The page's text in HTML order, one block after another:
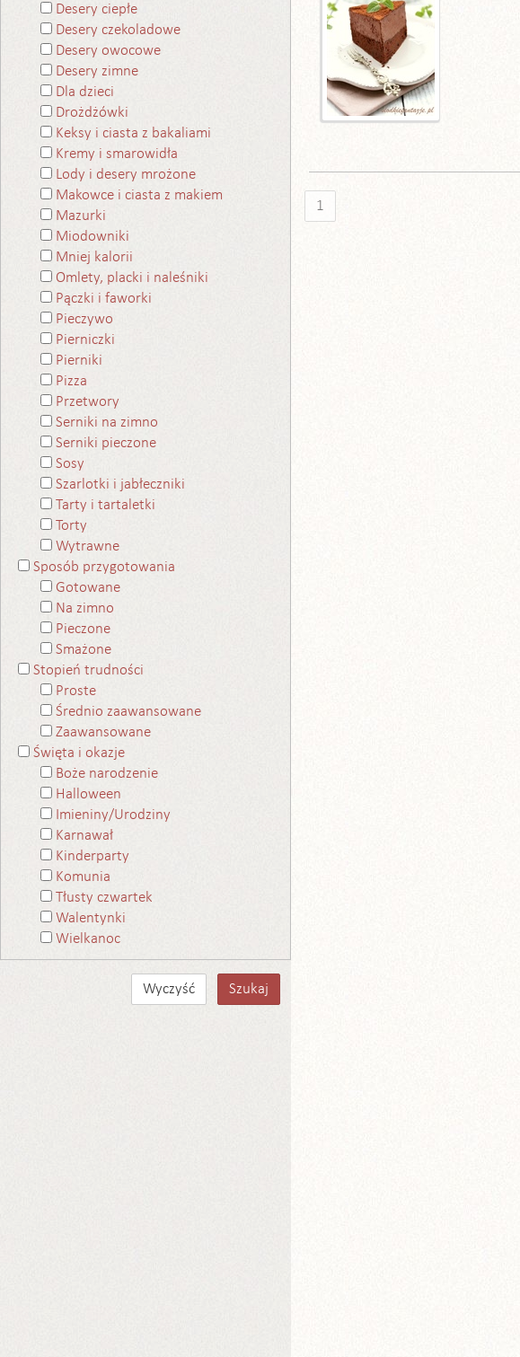
Desery ciepłe
Desery czekoladowe
Desery owocowe
Desery zimne
Dla dzieci
Drożdżówki
Keksy i ciasta z bakaliami
Kremy i smarowidła
Lody i desery mrożone
Makowce i ciasta z makiem
Mazurki
Miodowniki
Mniej kalorii
Omlety, placki i naleśniki
Pączki i faworki
Pieczywo
Pierniczki
Pierniki
Pizza
Przetwory
Serniki na zimno
Serniki pieczone
Sosy
Szarlotki i jabłeczniki
Tarty i tartaletki
Torty
Wytrawne
Sposób przygotowania
Gotowane
Na zimno
Pieczone
Smażone
Stopień trudności
Proste
Średnio zaawansowane
Zaawansowane
Święta i okazje
Boże narodzenie
Halloween
Imieniny/Urodziny
Karnawał
Kinderparty
Komunia
Tłusty czwartek
Walentynki
Wielkanoc
1